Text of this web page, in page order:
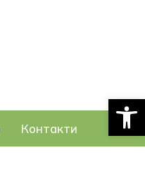
Контакти